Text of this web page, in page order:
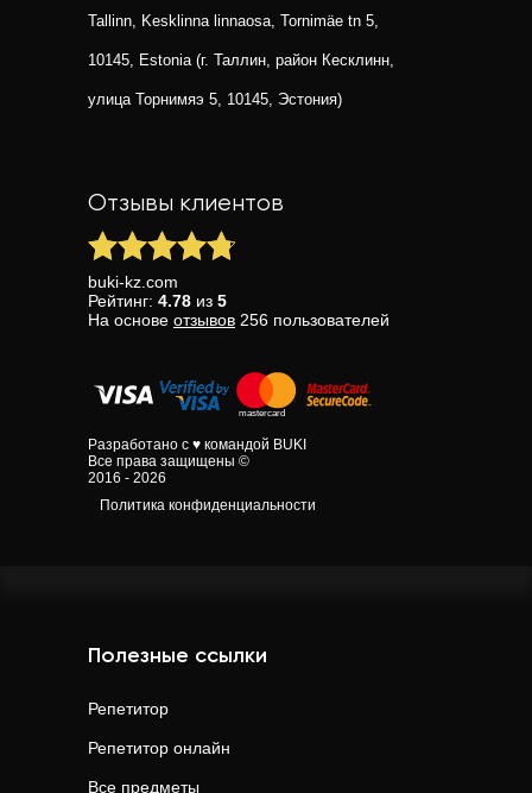
Tallinn, Kesklinna linnaosa, Tornimäe tn 5,
10145, Estonia (г. Таллин, район Кесклинн,
улица Торнимяэ 5, 10145, Эстония)
Отзывы клиентов
buki-kz.com
Рейтинг: 4.78 из 5
На основе отзывов 256 пользователей
Разработано с ♥ командой BUKI
Все права защищены ©
2016 - 2026
Политика конфиденциальности
Полезные ссылки
Репетитор
Репетитор онлайн
Все предметы